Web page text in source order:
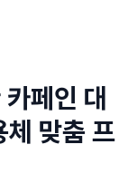
페인 대
체 맞춤 프